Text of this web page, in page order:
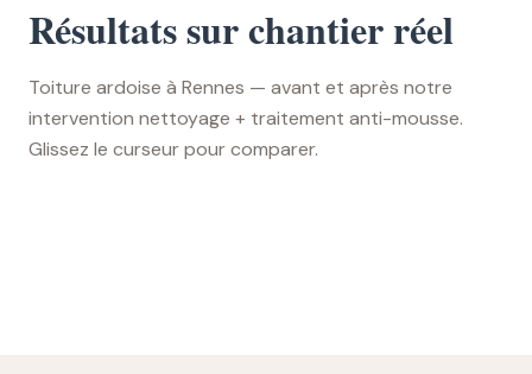
Résultats sur chantier réel
Toiture ardoise à Rennes — avant et après notre
intervention nettoyage + traitement anti-mousse.
Glissez le curseur pour comparer.